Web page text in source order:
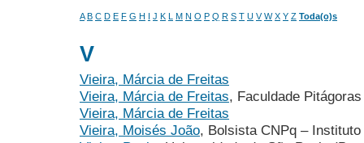
A B C D E F G H I J K L M N O P Q R S T U V W X Y Z Toda(o)s
V
Vieira, Márcia de Freitas
Vieira, Márcia de Freitas, Faculdade
Vieira, Márcia de Freitas
Vieira, Moisés João, Bolsista CNPq –